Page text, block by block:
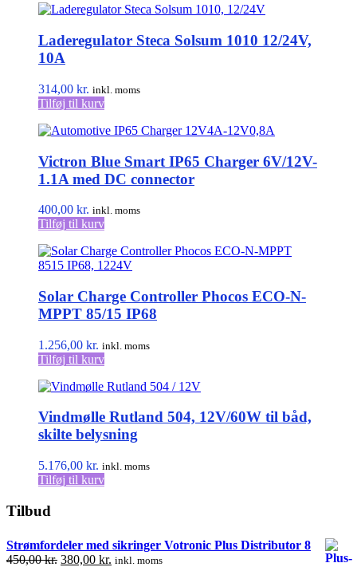
Laderegulator Steca Solsum 1010 12/24V,
10A
314,00 kr. inkl. moms
Tilføj til kurv
Victron Blue Smart IP65 Charger 6V/12V-
1.1A med DC connector
400,00 kr. inkl. moms
Tilføj til kurv
Solar Charge Controller Phocos ECO-N-
MPPT 85/15 IP68
1.256,00 kr. inkl. moms
Tilføj til kurv
Vindmølle Rutland 504, 12V/60W til båd,
skilte belysning
5.176,00 kr. inkl. moms
Tilføj til kurv
Tilbud
Strømfordeler med sikringer Votronic Plus Distributor 8
450,00kr. Den
380,00 kr. Den
inkl. moms